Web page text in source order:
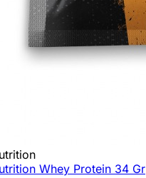
Whey Protein 34 Gr